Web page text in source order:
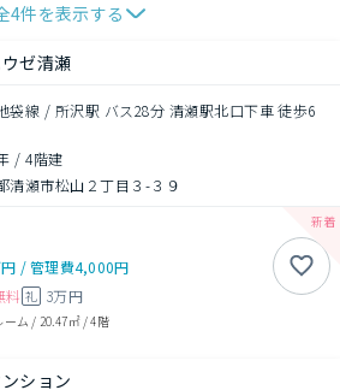
4件を表示する
ゼ清瀬
袋線 / 所沢駅 バス28分 清瀬駅北口下車 徒歩6
/4階建
清瀬市松山２丁目３-３９
/管理費4,000円
料 礼 3万円
ーム / 20.47㎡/4階
ション